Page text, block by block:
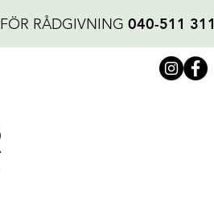
RÅDGIVNING 040-511 311